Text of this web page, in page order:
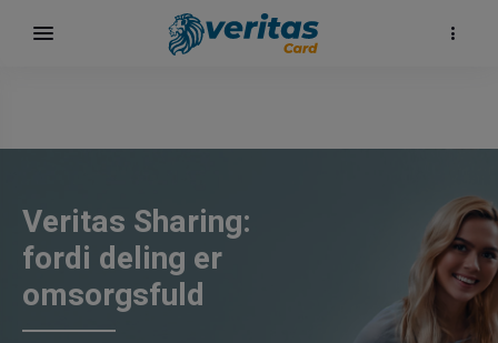
Veritas Sharing:
fordi deling er
omsorgsfuld